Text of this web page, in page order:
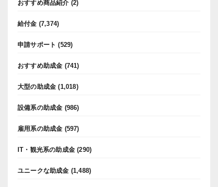
おすすめ商品紹介 (2)
給付金 (7,374)
申請サポート (529)
おすすめ助成金 (741)
大型の助成金 (1,018)
設備系の助成金 (986)
雇用系の助成金 (597)
IT・観光系の助成金 (290)
ユニークな助成金 (1,488)